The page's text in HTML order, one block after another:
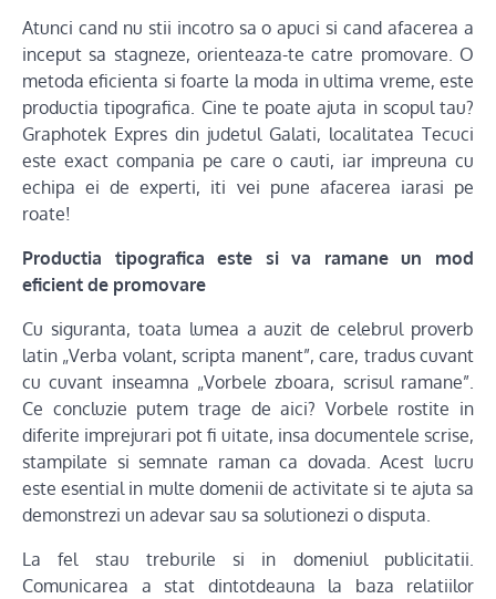
Atunci cand nu stii incotro sa o apuci si cand afacerea a
inceput sa stagneze, orienteaza-te catre promovare. O
metoda eficienta si foarte la moda in ultima vreme, este
productia tipografica. Cine te poate ajuta in scopul tau?
Graphotek Expres din judetul Galati, localitatea Tecuci
este exact compania pe care o cauti, iar impreuna cu
echipa ei de experti, iti vei pune afacerea iarasi pe
roate!
Productia tipografica este si va ramane un mod
eficient de promovare
Cu siguranta, toata lumea a auzit de celebrul proverb
latin „Verba volant, scripta manent”, care, tradus cuvant
cu cuvant inseamna „Vorbele zboara, scrisul ramane”.
Ce concluzie putem trage de aici? Vorbele rostite in
diferite imprejurari pot fi uitate, insa documentele scrise,
stampilate si semnate raman ca dovada. Acest lucru
este esential in multe domenii de activitate si te ajuta sa
demonstrezi un adevar sau sa solutionezi o disputa.
La fel stau treburile si in domeniul publicitatii.
Comunicarea a stat dintotdeauna la baza relatiilor